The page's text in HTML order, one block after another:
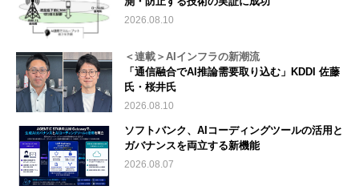
2026.08.10
＜連載＞AIインフラの新潮流
「通信融合でAI推論需要取り込む」KDDI 佐藤
氏・桜井氏
2026.08.10
ソフトバンク、AIコーディングツールの活用と
ガバナンスを両立する新機能
2026.08.07